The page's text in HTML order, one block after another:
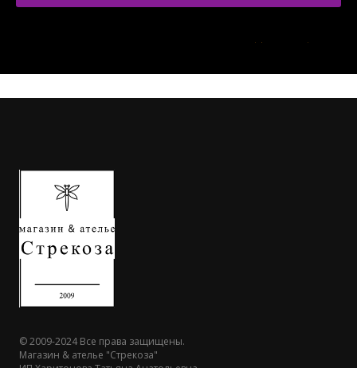
© 2009-2024 Все права защищены.
Магазин & ателье "Стрекоза"